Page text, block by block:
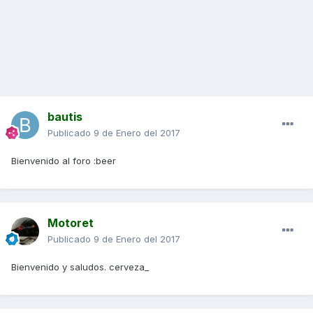
bautis
Publicado 9 de Enero del 2017
Bienvenido al foro :beer
Motoret
Publicado 9 de Enero del 2017
Bienvenido y saludos. cerveza_